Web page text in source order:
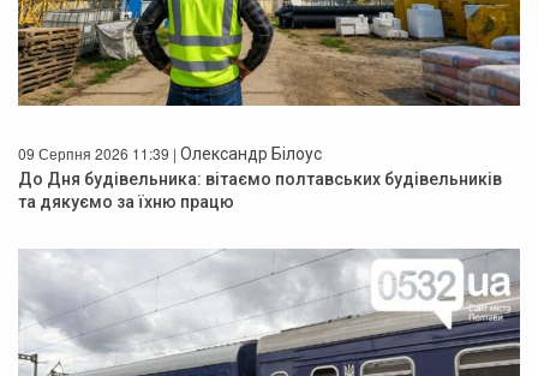
09 Серпня 2026 11:39 | Олександр Білоус
До Дня будівельника: вітаємо полтавських будівельників
та дякуємо за їхню працю